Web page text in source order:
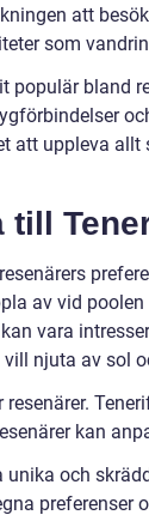
att
som
bland
att uppleva
till
av vid
vara
njuta av sol
kan
och
preferenser